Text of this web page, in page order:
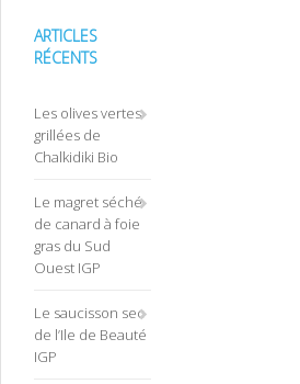
ARTICLES
RÉCENTS
Les olives vertes
grillées de
Chalkidiki Bio
Le magret séché
de canard à foie
gras du Sud
Ouest IGP
Le saucisson sec
de l’Ile de Beauté
IGP